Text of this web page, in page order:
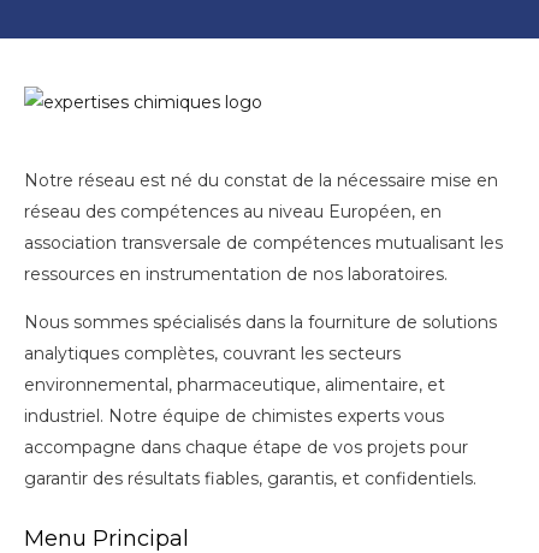
Notre réseau est né du constat de la nécessaire mise en
réseau des compétences au niveau Européen, en
association transversale de compétences mutualisant les
ressources en instrumentation de nos laboratoires.
Nous sommes spécialisés dans la fourniture de solutions
analytiques complètes, couvrant les secteurs
environnemental, pharmaceutique, alimentaire, et
industriel. Notre équipe de chimistes experts vous
accompagne dans chaque étape de vos projets pour
garantir des résultats fiables, garantis, et confidentiels.
Menu Principal